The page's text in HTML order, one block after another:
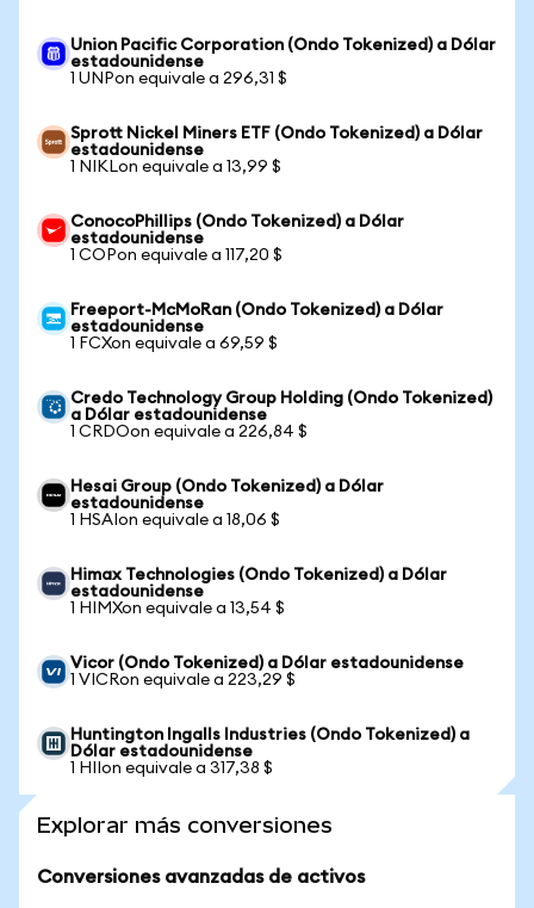
Union Pacific Corporation (Ondo Tokenized) a Dólar
estadounidense
1 UNPon equivale a 296,31 $
Sprott Nickel Miners ETF (Ondo Tokenized) a Dólar
estadounidense
1 NIKLon equivale a 13,99 $
ConocoPhillips (Ondo Tokenized) a Dólar
estadounidense
1 COPon equivale a 117,20 $
Freeport-McMoRan (Ondo Tokenized) a Dólar
estadounidense
1 FCXon equivale a 69,59 $
Credo Technology Group Holding (Ondo Tokenized)
a Dólar estadounidense
1 CRDOon equivale a 226,84 $
Hesai Group (Ondo Tokenized) a Dólar
estadounidense
1 HSAIon equivale a 18,06 $
Himax Technologies (Ondo Tokenized) a Dólar
estadounidense
1 HIMXon equivale a 13,54 $
Vicor (Ondo Tokenized) a Dólar estadounidense
1 VICRon equivale a 223,29 $
Huntington Ingalls Industries (Ondo Tokenized) a
Dólar estadounidense
1 HIIon equivale a 317,38 $
Explorar más conversiones
Conversiones avanzadas de activos